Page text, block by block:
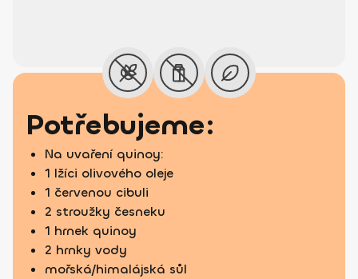
Potřebujeme:
Na uvaření quinoy:
1 lžíci olivového oleje
1 červenou cibuli
2 stroužky česneku
1 hrnek quinoy
2 hrnky vody
mořská/himalájská sůl